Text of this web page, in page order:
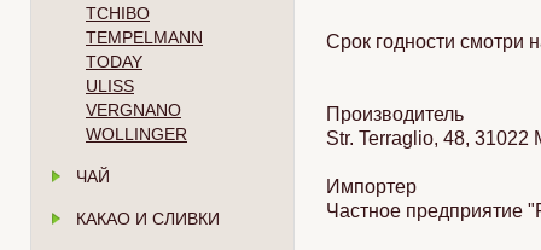
TCHIBO
TEMPELMANN
TODAY
ULISS
VERGNANO
WOLLINGER
ЧАЙ
КАКАО И СЛИВКИ
Срок годности смотри
Производитель
Str. Terraglio, 48, 31022
Импортер
Частное предприятие